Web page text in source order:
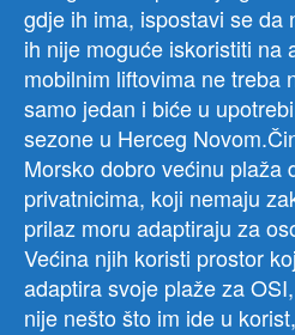
gdje ih ima, ispostavi se da
ih nije moguće iskoristiti na
mobilnim liftovima ne treba
samo jedan i biće u
sezone u Herceg
Morsko dobro većinu plaža
privatnicima, koji nemaju
prilaz moru adaptiraju za
Većina njih koristi prostor
adaptira svoje plaže za
nije nešto što im ide u